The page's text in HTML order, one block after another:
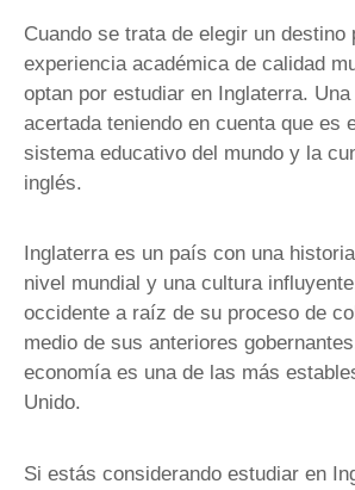
Cuando se trata de elegir un destino
experiencia académica de calidad
optan por estudiar en Inglaterra.
acertada teniendo en cuenta que es
sistema educativo del mundo y la
inglés.
Inglaterra es un país con una
nivel mundial y una cultura
occidente a raíz de su proceso de
medio de sus anteriores
economía es una de las más
Unido.
Si estás considerando estudiar en